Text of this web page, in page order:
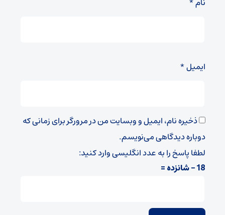
ایمیل*
ذخیره نام، ایمیل و وبسایت من در مرورگر برای زمانی که
دوباره دیدگاهی می‌نویسم.
لطفا پاسخ را به عدد انگلیسی وارد کنید:
18 − شانزده =